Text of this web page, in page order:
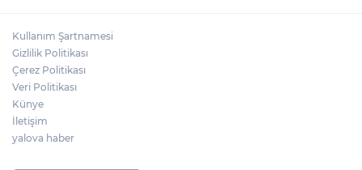
Kullanım Şartnamesi
Gizlilik Politikası
Çerez Politikası
Veri Politikası
Künye
İletişim
yalova haber